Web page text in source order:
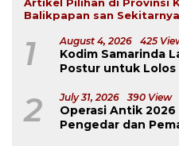
Artikel Pilihan di Provinsi
Balikpapan san
1 August 4, 2026 425
Kodim Samarinda
Postur untuk Lolos
2 July 31, 2026 390 View
Operasi Antik
Pengedar dan